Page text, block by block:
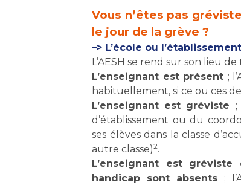
Vous n’êtes pas
le jour de la grève ?
–> L’école ou
L’AESH se rend sur son lieu
L’enseignant est présent ;
habituellement, si ce ou ces
L’enseignant est gréviste
d’établissement ou du
ses élèves dans la classe
autre classe)2.
L’enseignant est
handicap sont absents ;